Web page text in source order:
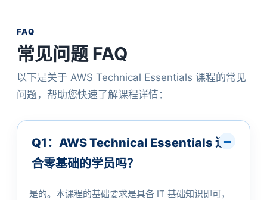
FAQ
常见问题 FAQ
以下是关于 AWS Technical Essentials 课程的常见
问题，帮助您快速了解课程详情：
Q1：AWS Technical Essentials 适
合零基础的学员吗？
是的。本课程的基础要求是具备 IT 基础知识即可，